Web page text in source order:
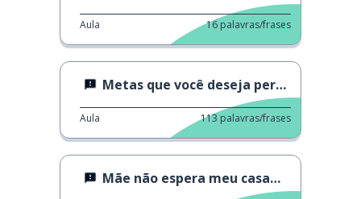
Aula 16 palavras/frases
Metas que você deseja perseguir
Aula 113 palavras/frases
Mãe não espera meu casamento